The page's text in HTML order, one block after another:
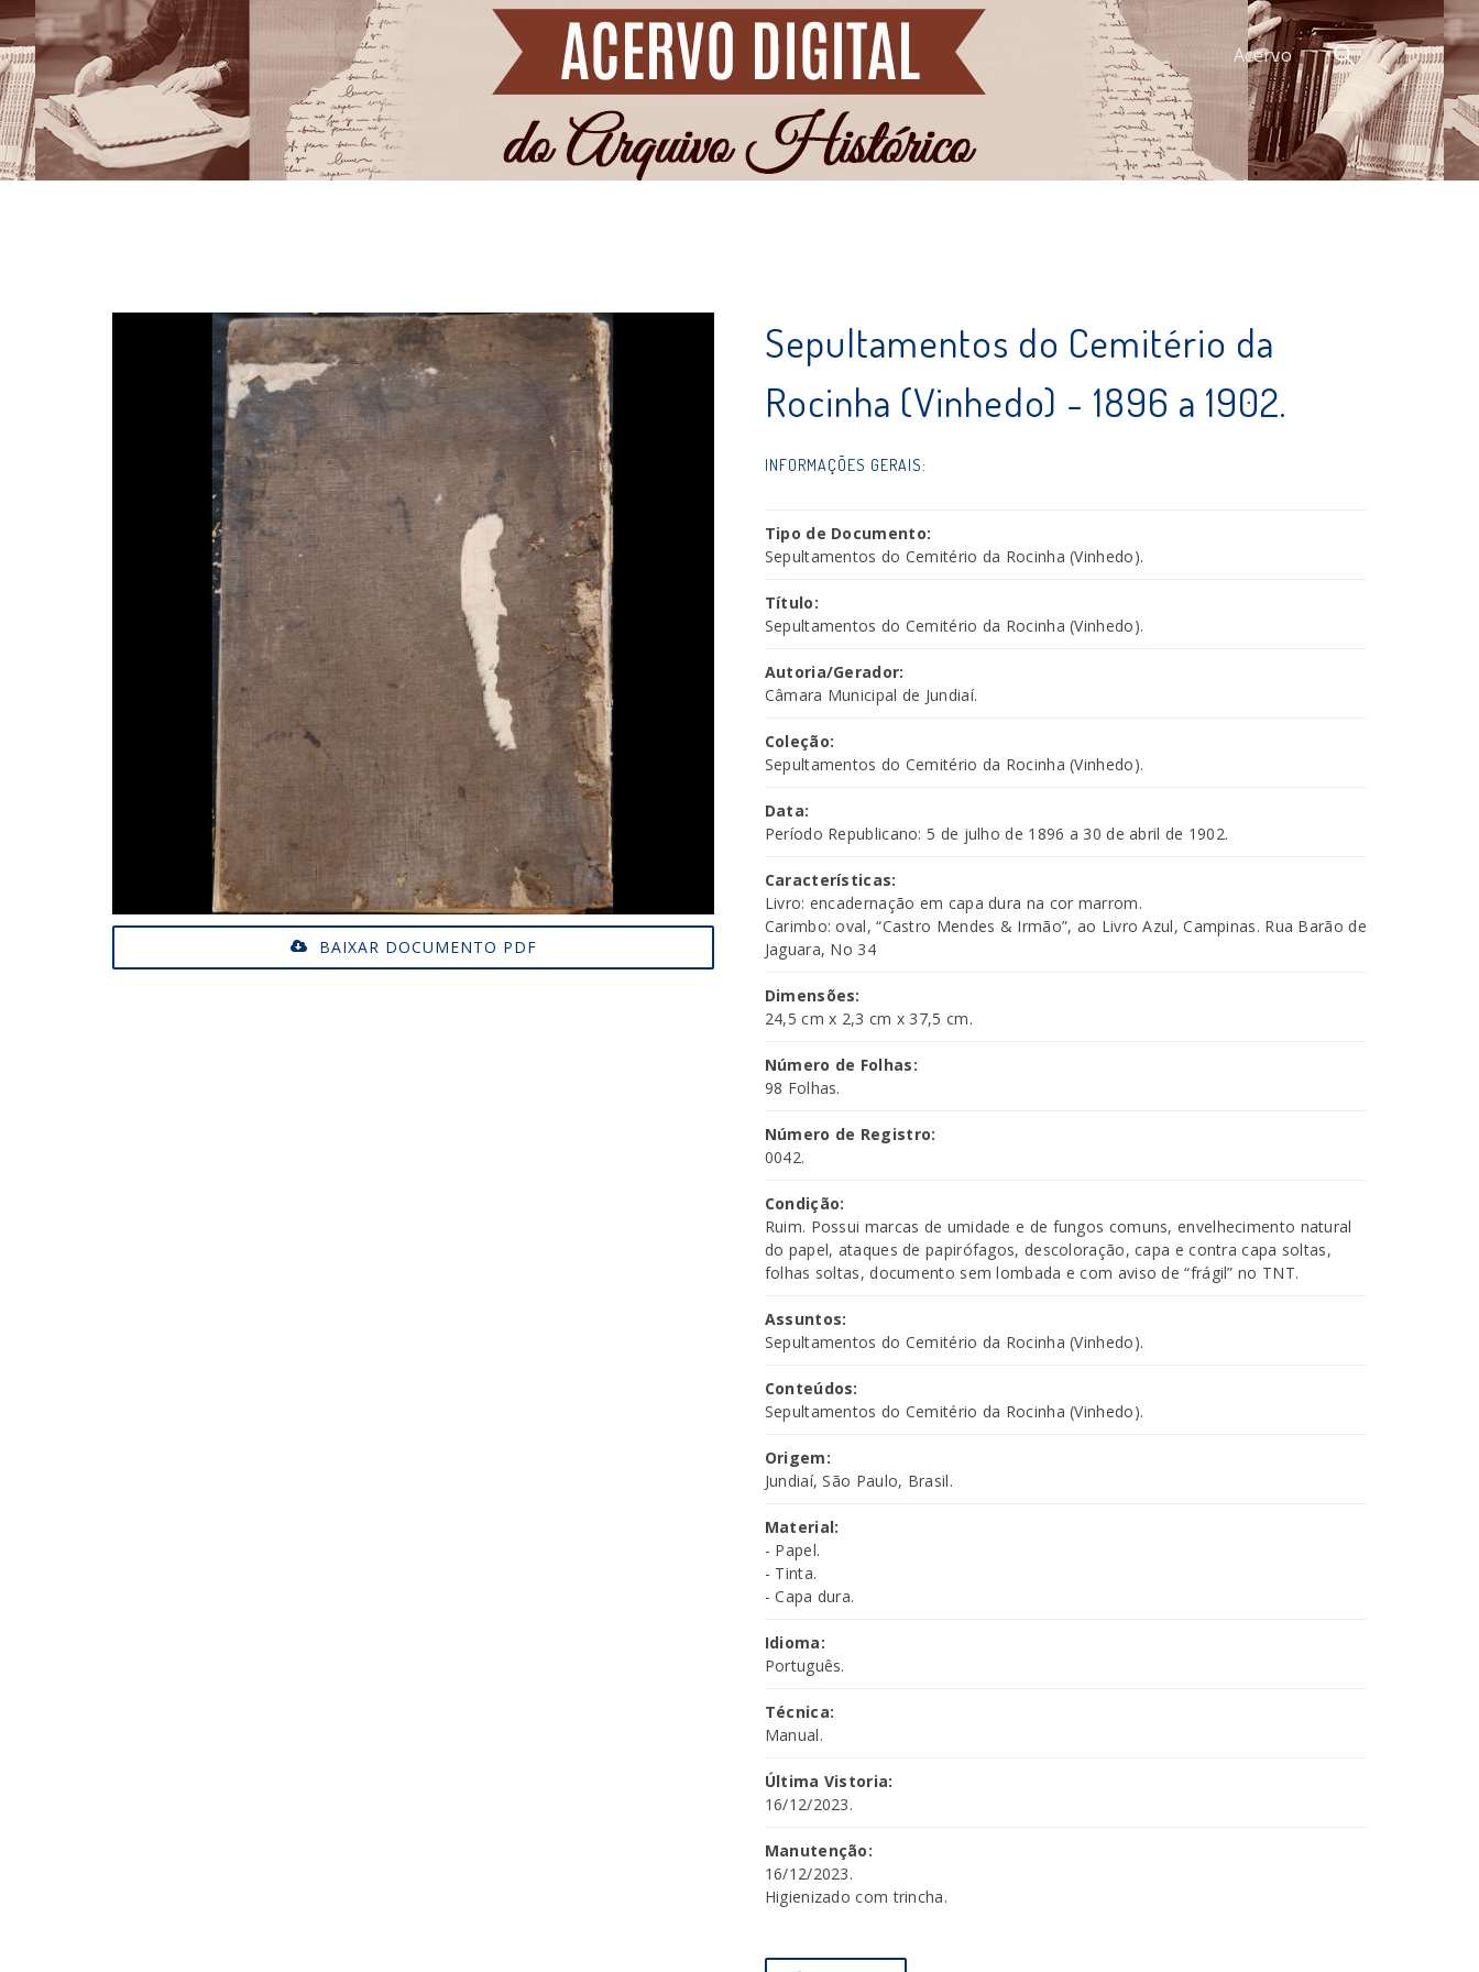
Acervo
BAIXAR DOCUMENTO PDF
Sepultamentos do Cemitério da
Rocinha (Vinhedo) - 1896 a 1902.
INFORMAÇÕES GERAIS:
Tipo de Documento:
Sepultamentos do Cemitério da Rocinha (Vinhedo).
Título:
Sepultamentos do Cemitério da Rocinha (Vinhedo).
Autoria/Gerador:
Câmara Municipal de Jundiaí.
Coleção:
Sepultamentos do Cemitério da Rocinha (Vinhedo).
Data:
Período Republicano: 5 de julho de 1896 a 30 de abril de 1902.
Características:
Livro: encadernação em capa dura na cor marrom.
Carimbo: oval, “Castro Mendes & Irmão”, ao Livro Azul, Campinas. Rua Barão de
Jaguara, No 34
Dimensões:
24,5 cm x 2,3 cm x 37,5 cm.
Número de Folhas:
98 Folhas.
Número de Registro:
0042.
Condição:
Ruim. Possui marcas de umidade e de fungos comuns, envelhecimento natural
do papel, ataques de papirófagos, descoloração, capa e contra capa soltas,
folhas soltas, documento sem lombada e com aviso de “frágil” no TNT.
Assuntos:
Sepultamentos do Cemitério da Rocinha (Vinhedo).
Conteúdos:
Sepultamentos do Cemitério da Rocinha (Vinhedo).
Origem:
Jundiaí, São Paulo, Brasil.
Material:
- Papel.
- Tinta.
- Capa dura.
Idioma:
Português.
Técnica:
Manual.
Última Vistoria:
16/12/2023.
Manutenção:
16/12/2023.
Higienizado com trincha.